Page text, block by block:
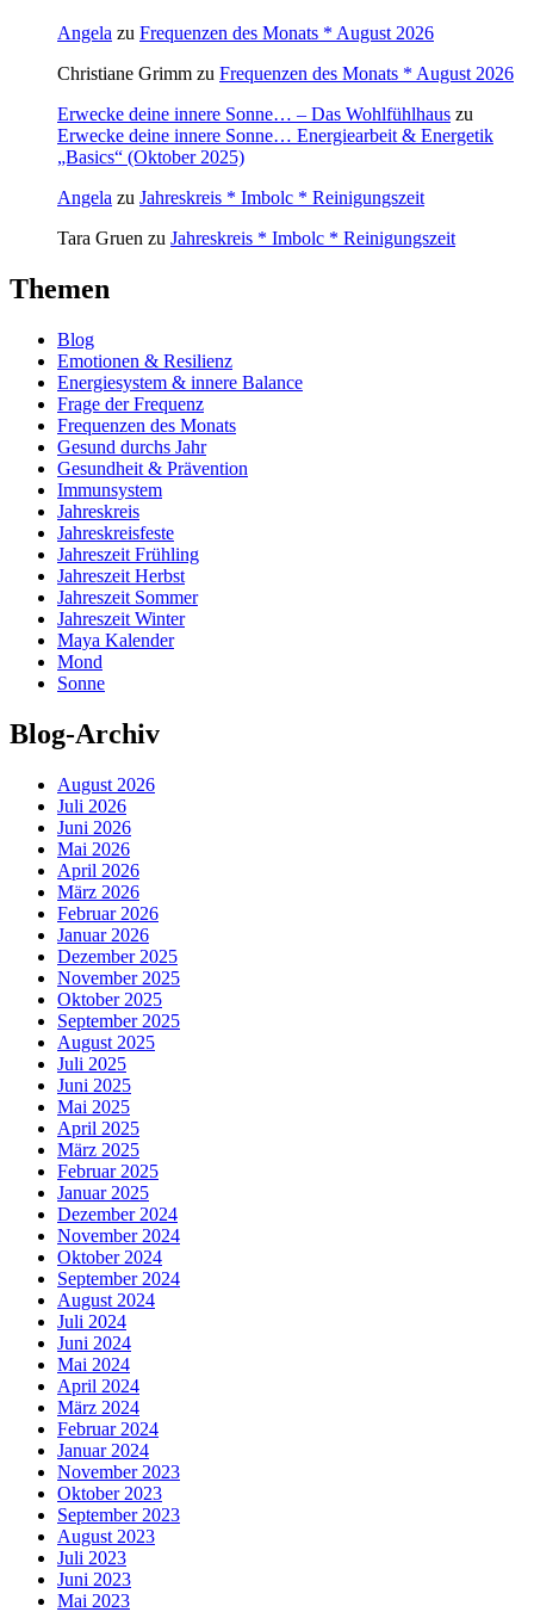
Angela zu Frequenzen des Monats * August 2026
Christiane Grimm zu Frequenzen des Monats * August 2026
Erwecke deine innere Sonne… – Das Wohlfühlhaus zu
Erwecke deine innere Sonne… Energiearbeit & Energetik
„Basics“ (Oktober 2025)
Angela zu Jahreskreis * Imbolc * Reinigungszeit
Tara Gruen zu Jahreskreis * Imbolc * Reinigungszeit
Themen
Blog
Emotionen & Resilienz
Energiesystem & innere Balance
Frage der Frequenz
Frequenzen des Monats
Gesund durchs Jahr
Gesundheit & Prävention
Immunsystem
Jahreskreis
Jahreskreisfeste
Jahreszeit Frühling
Jahreszeit Herbst
Jahreszeit Sommer
Jahreszeit Winter
Maya Kalender
Mond
Sonne
Blog-Archiv
August 2026
Juli 2026
Juni 2026
Mai 2026
April 2026
März 2026
Februar 2026
Januar 2026
Dezember 2025
November 2025
Oktober 2025
September 2025
August 2025
Juli 2025
Juni 2025
Mai 2025
April 2025
März 2025
Februar 2025
Januar 2025
Dezember 2024
November 2024
Oktober 2024
September 2024
August 2024
Juli 2024
Juni 2024
Mai 2024
April 2024
März 2024
Februar 2024
Januar 2024
November 2023
Oktober 2023
September 2023
August 2023
Juli 2023
Juni 2023
Mai 2023